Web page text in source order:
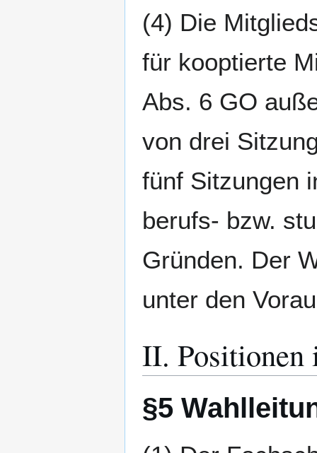
(4) Die
für kooptierte
Abs. 6 GO
von drei
fünf Sitzungen
berufs- bzw.
Gründen. Der
unter den
II. Positionen
§5